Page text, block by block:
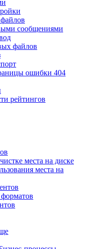
сообщениями
файлов
ошибки 404
рейтингов
места на диске
места на